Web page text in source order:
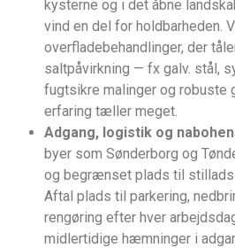
kysterne og i det åbne
vind en del for holdbarheden.
overfladebehandlinger, der
saltpåvirkning — fx galv. stål,
fugtsikre malinger og robuste
erfaring tæller meget.
Adgang, logistik og
byer som Sønderborg og
og begrænset plads til
Aftal plads til parkering,
rengøring efter hver
midlertidige hæmninger i